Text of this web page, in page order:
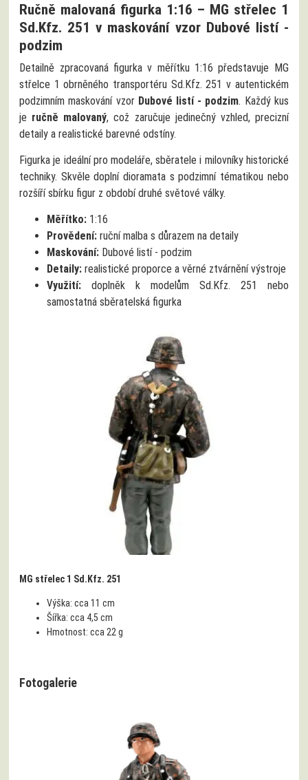
Ručně malovaná figurka 1:16 – MG střelec 1
Sd.Kfz. 251 v maskování vzor Dubové listí -
podzim
Detailně zpracovaná figurka v měřítku 1:16 představuje MG
střelce 1 obrněného transportéru Sd.Kfz. 251 v autentickém
podzimním maskování vzor Dubové listí - podzim. Každý kus
je ručně malovaný, což zaručuje jedinečný vzhled, precizní
detaily a realistické barevné odstíny.
Figurka je ideální pro modeláře, sběratele i milovníky historické
techniky. Skvěle doplní dioramata s podzimní tématikou nebo
rozšíří sbírku figur z období druhé světové války.
Měřítko: 1:16
Provědení: ruční malba s důrazem na detaily
Maskování: Dubové listí - podzim
Detaily: realistické proporce a věrné ztvárnění výstroje
Využití: doplněk k modelům Sd.Kfz. 251 nebo
samostatná sběratelská figurka
MG střelec 1 Sd.Kfz. 251
Výška:cca 11 cm
Šířka:cca 4,5 cm
Hmotnost:cca 22 g
Fotogalerie